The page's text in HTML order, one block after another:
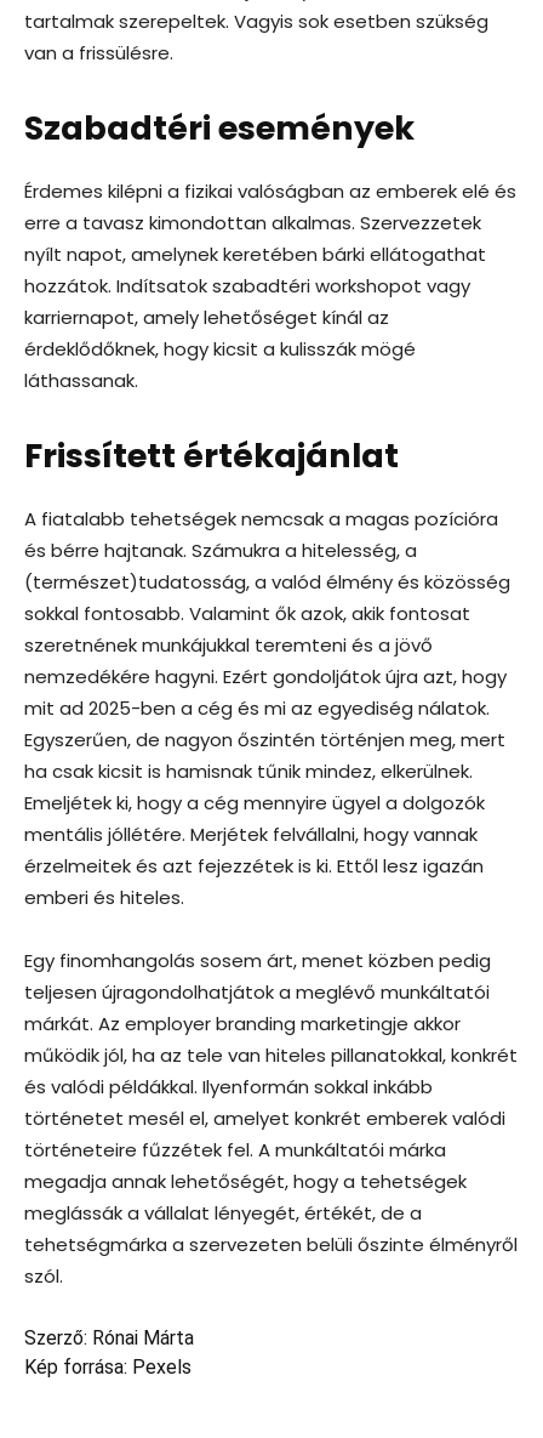
tartalmak szerepeltek. Vagyis sok esetben szükség
van a frissülésre.
Szabadtéri események
Érdemes kilépni a fizikai valóságban az emberek elé és
erre a tavasz kimondottan alkalmas. Szervezzetek
nyílt napot, amelynek keretében bárki ellátogathat
hozzátok. Indítsatok szabadtéri workshopot vagy
karriernapot, amely lehetőséget kínál az
érdeklődőknek, hogy kicsit a kulisszák mögé
láthassanak.
Frissített értékajánlat
A fiatalabb tehetségek nemcsak a magas pozícióra
és bérre hajtanak. Számukra a hitelesség, a
(természet)tudatosság, a valód élmény és közösség
sokkal fontosabb. Valamint ők azok, akik fontosat
szeretnének munkájukkal teremteni és a jövő
nemzedékére hagyni. Ezért gondoljátok újra azt, hogy
mit ad 2025-ben a cég és mi az egyediség nálatok.
Egyszerűen, de nagyon őszintén történjen meg, mert
ha csak kicsit is hamisnak tűnik mindez, elkerülnek.
Emeljétek ki, hogy a cég mennyire ügyel a dolgozók
mentális jóllétére. Merjétek felvállalni, hogy vannak
érzelmeitek és azt fejezzétek is ki. Ettől lesz igazán
emberi és hiteles.
Egy finomhangolás sosem árt, menet közben pedig
teljesen újragondolhatjátok a meglévő munkáltatói
márkát. Az employer branding marketingje akkor
működik jól, ha az tele van hiteles pillanatokkal, konkrét
és valódi példákkal. Ilyenformán sokkal inkább
történetet mesél el, amelyet konkrét emberek valódi
történeteire fűzzétek fel. A munkáltatói márka
megadja annak lehetőségét, hogy a tehetségek
meglássák a vállalat lényegét, értékét, de a
tehetségmárka a szervezeten belüli őszinte élményről
szól.
Szerző: Rónai Márta
Kép forrása: Pexels